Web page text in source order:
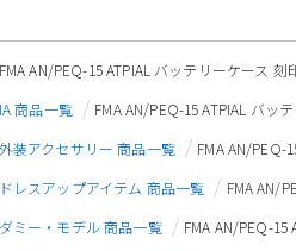
FMA AN/PEQ-15 ATPIAL バッテリーケース
商品一覧
FMA AN/PEQ-15 ATPIAL バッ
外装アクセサリー 商品一覧
FMA AN/PEQ-
ドレスアップアイテム 商品一覧
FMA AN/
ダミー・モデル 商品一覧
FMA AN/PEQ-